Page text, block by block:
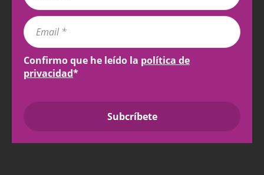
Confirmo que he leído la política de
privacidad*